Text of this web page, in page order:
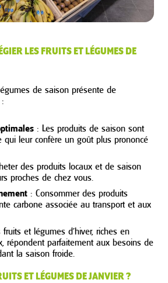
LES FRUITS ET LÉGUMES DE
de saison présente de
: Les produits de saison sont
qui leur confère un goût plus prononcé
des produits locaux et de saison
proches de chez vous.
: Consommer des produits
carbone associée au transport et aux
fruits et légumes d’hiver, riches en
répondent parfaitement aux besoins de
la saison froide.
ET LÉGUMES DE JANVIER ?